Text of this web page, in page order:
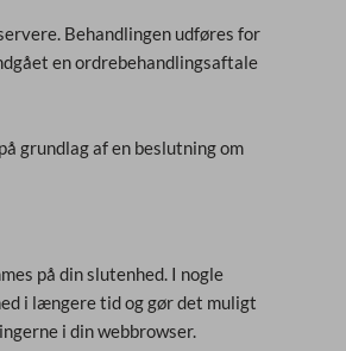
Behandlingen udføres for
en ordrebehandlingsaftale
grundlag af en beslutning om
på din slutenhed. I nogle
i længere tid og gør det muligt
i din webbrowser.